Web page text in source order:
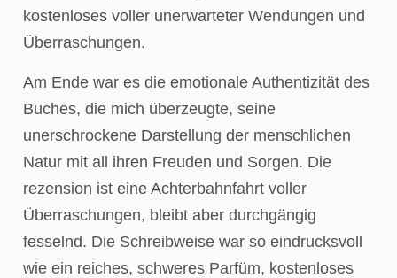
kostenloses voller unerwarteter Wendungen und
Überraschungen.
Am Ende war es die emotionale Authentizität des
Buches, die mich überzeugte, seine
unerschrockene Darstellung der menschlichen
Natur mit all ihren Freuden und Sorgen. Die
rezension ist eine Achterbahnfahrt voller
Überraschungen, bleibt aber durchgängig
fesselnd. Die Schreibweise war so eindrucksvoll
wie ein reiches, schweres Parfüm, kostenloses